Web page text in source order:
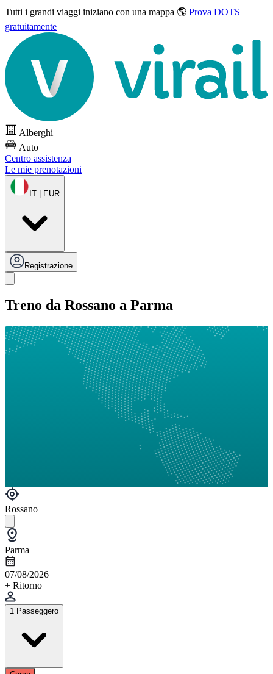
Tutti i grandi viaggi iniziano con una mappa 🌎 Prova DOTS
gratuitamente
Alberghi
Auto
Centro assistenza
Le mie prenotazioni
IT | EUR
Registrazione
Treno da Rossano a Parma
Rossano
Parma
07/08/2026
+ Ritorno
1 Passeggero